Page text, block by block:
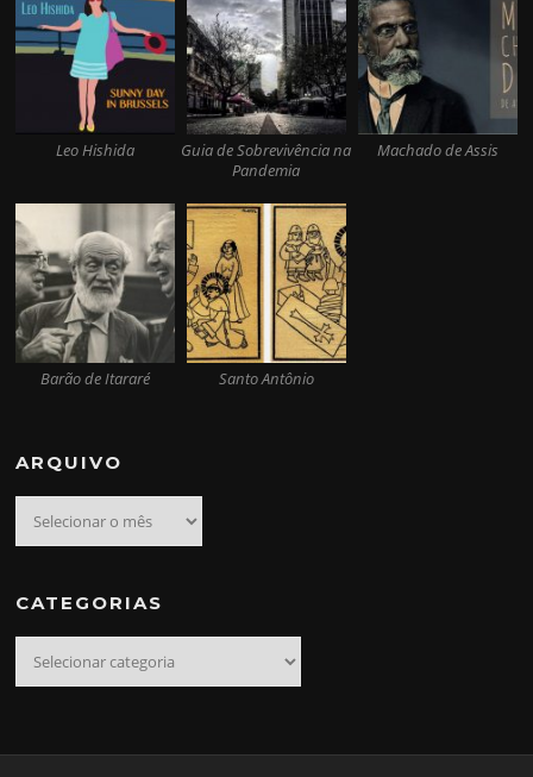
Leo Hishida
Guia de Sobrevivência na
Pandemia
Machado de Assis
Barão de Itararé Santo Antônio
ARQUIVO
CATEGORIAS